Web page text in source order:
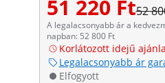
51 220 Ft52
A legalacsonyabb ár a
napban: 52 800 Ft
Korlátozott idejű
Legalacsonyabb ár
Elfogyott